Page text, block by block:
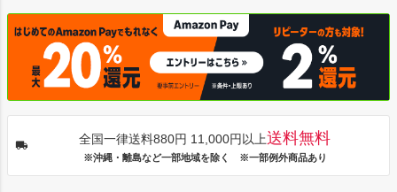
全国一律送料880円 11,000円以上送料無料
※沖縄・離島など一部地域を除く ※一部例外商品あり